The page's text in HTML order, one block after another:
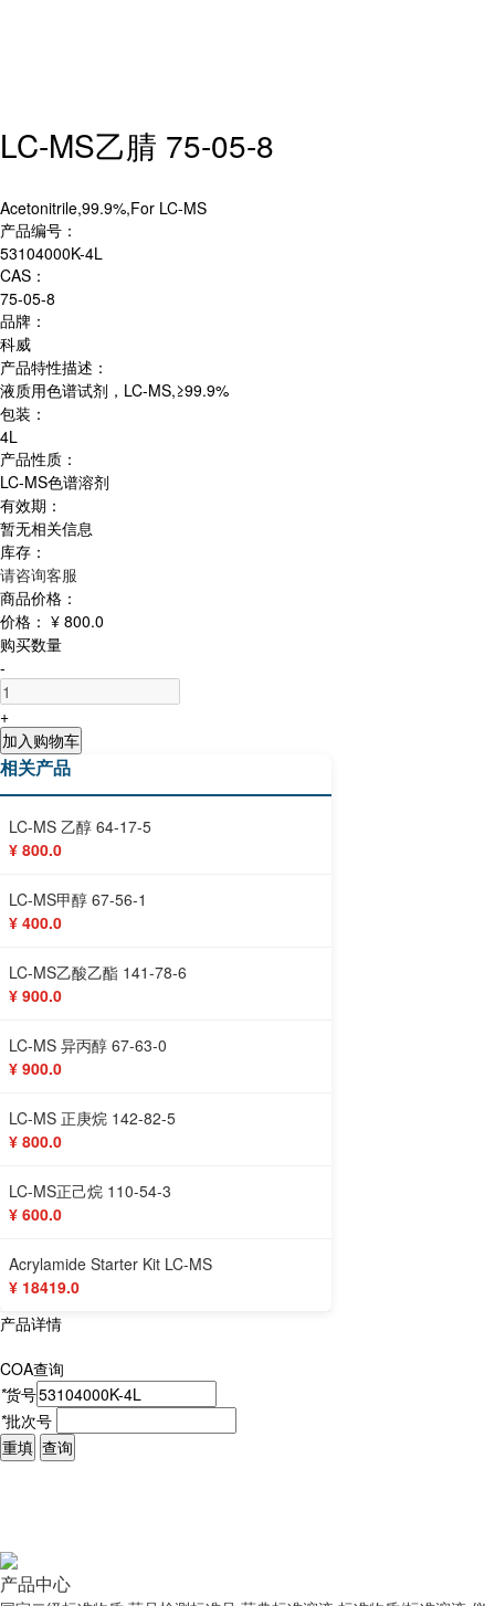
LC-MS乙腈 75-05-8
Acetonitrile,99.9%,For LC-MS
产品编号：
53104000K-4L
CAS：
75-05-8
品牌：
科威
产品特性描述：
液质用色谱试剂，LC-MS,≥99.9%
包装：
4L
产品性质：
LC-MS色谱溶剂
有效期：
暂无相关信息
库存：
请咨询客服
商品价格：
价格： ¥ 800.0
购买数量
-
+
加入购物车
相关产品
LC-MS 乙醇 64-17-5
¥ 800.0
LC-MS甲醇 67-56-1
¥ 400.0
LC-MS乙酸乙酯 141-78-6
¥ 900.0
LC-MS 异丙醇 67-63-0
¥ 900.0
LC-MS 正庚烷 142-82-5
¥ 800.0
LC-MS正己烷 110-54-3
¥ 600.0
Acrylamide Starter Kit LC-MS
¥ 18419.0
产品详情
COA查询
*货号
*批次号
重填 查询
产品中心